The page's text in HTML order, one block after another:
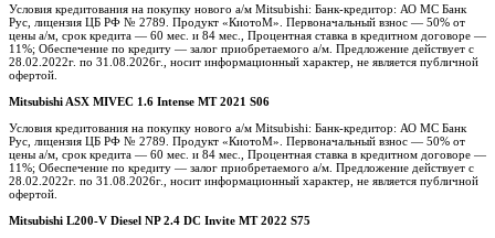
Условия кредитования на покупку нового а/м Mitsubishi: Банк-кредитор: АО МС Банк
Рус, лицензия ЦБ РФ № 2789. Продукт «КиотоМ». Первоначальный взнос — 50% от
цены а/м, срок кредита — 60 мес. и 84 мес., Процентная ставка в кредитном договоре —
11%; Обеспечение по кредиту — залог приобретаемого а/м. Предложение действует с
28.02.2022г. по 31.08.2026г., носит информационный характер, не является публичной
офертой.
Mitsubishi ASX MIVEC 1.6 Intense MT 2021 S06
Условия кредитования на покупку нового а/м Mitsubishi: Банк-кредитор: АО МС Банк
Рус, лицензия ЦБ РФ № 2789. Продукт «КиотоМ». Первоначальный взнос — 50% от
цены а/м, срок кредита — 60 мес. и 84 мес., Процентная ставка в кредитном договоре —
11%; Обеспечение по кредиту — залог приобретаемого а/м. Предложение действует с
28.02.2022г. по 31.08.2026г., носит информационный характер, не является публичной
офертой.
Mitsubishi L200-V Diesel NP 2.4 DC Invite MT 2022 S75